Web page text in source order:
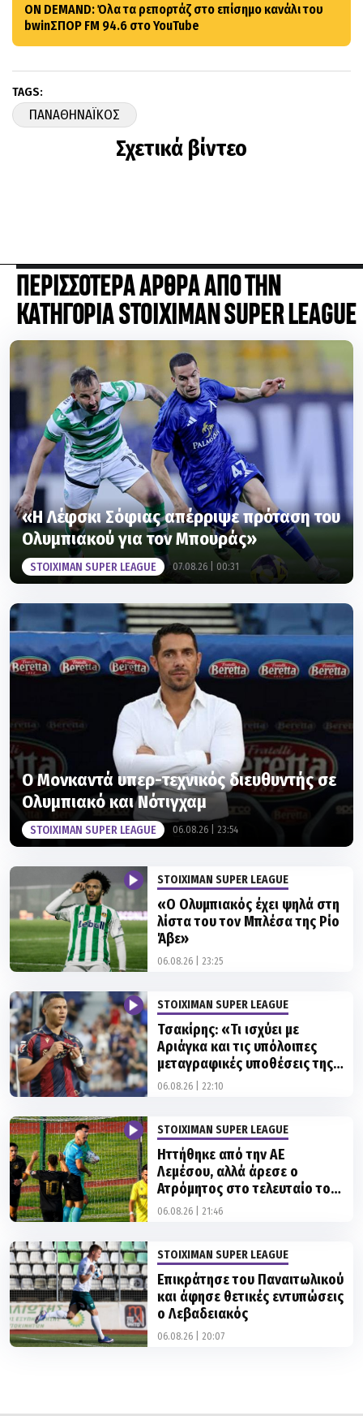
ON DEMAND: Όλα τα ρεπορτάζ στο επίσημο κανάλι του
bwinΣΠΟΡ FM 94.6 στο YouTube
TAGS:
ΠΑΝΑΘΗΝΑΪΚΟΣ
Σχετικά βίντεο
ΚΑΤΗΓΟΡΙΑ STOIXIMAN SUPER LEAGUE
«Η Λέφσκι Σόφιας απέρριψε πρόταση του
Ολυμπιακού για τον Μπουράς»
STOIXIMAN SUPER LEAGUE 07.08.26 | 00:31
Ο Μονκαντά υπερ-τεχνικός διευθυντής σε
Ολυμπιακό και Νότιγχαμ
STOIXIMAN SUPER LEAGUE 06.08.26 | 23:54
STOIXIMAN SUPER LEAGUE
λίστα του τον Μπλέσα της Ρίο
Άβε»
06.08.26 | 23:25
STOIXIMAN SUPER LEAGUE
Αριάγκα και τις υπόλοιπες
μεταγραφικές υποθέσεις της
ΑΕΚ»
06.08.26 | 22:10
STOIXIMAN SUPER LEAGUE
Λεμέσου, αλλά άρεσε ο
Ατρόμητος στο τελευταίο του
φιλικό στην Πολωνία
06.08.26 | 21:46
STOIXIMAN SUPER LEAGUE
και άφησε θετικές εντυπώσεις
ο Λεβαδειακός
06.08.26 | 20:07